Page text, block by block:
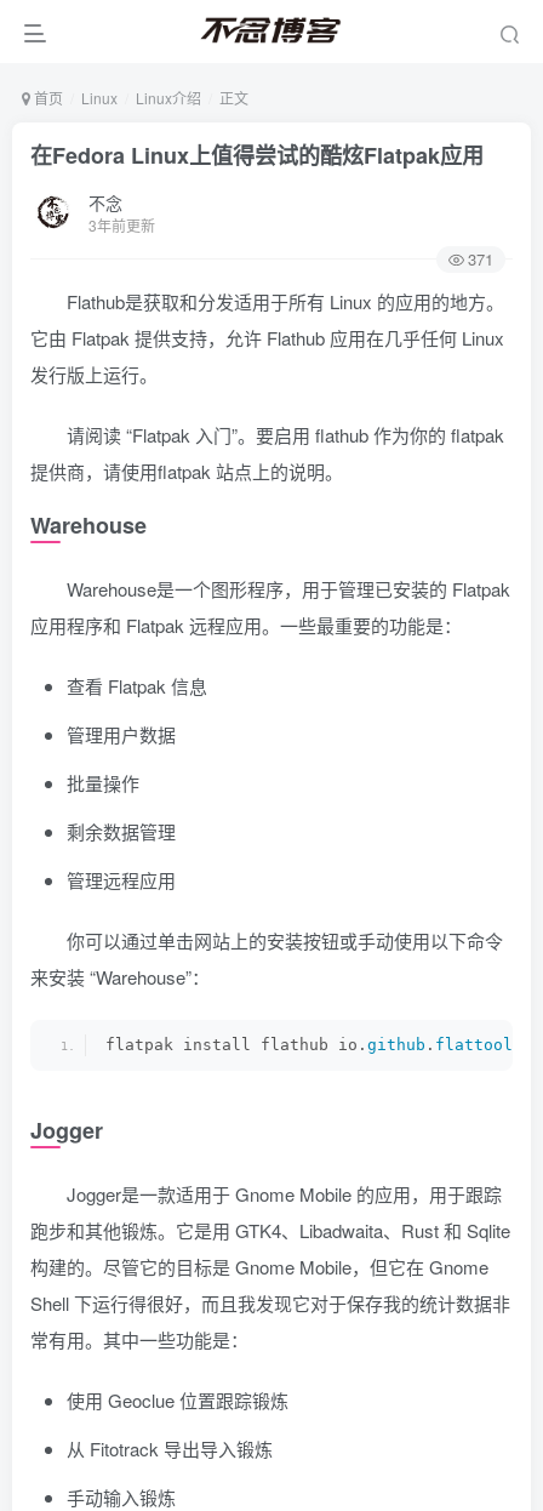
首页 Linux Linux介绍 正文
在Fedora Linux上值得尝试的酷炫Flatpak应用
不念
3年前更新
371
Flathub是获取和分发适用于所有 Linux 的应用的地方。
它由 Flatpak 提供支持，允许 Flathub 应用在几乎任何 Linux
发行版上运行。
请阅读 “Flatpak 入门”。要启用 flathub 作为你的 flatpak
提供商，请使用flatpak 站点上的说明。
Warehouse
Warehouse是一个图形程序，用于管理已安装的 Flatpak
应用程序和 Flatpak 远程应用。一些最重要的功能是：
查看 Flatpak 信息
管理用户数据
批量操作
剩余数据管理
管理远程应用
你可以通过单击网站上的安装按钮或手动使用以下命令
来安装 “Warehouse”：
flatpak install flathub io. github . flattool
Jogger
Jogger是一款适用于 Gnome Mobile 的应用，用于跟踪
跑步和其他锻炼。它是用 GTK4、Libadwaita、Rust 和 Sqlite
构建的。尽管它的目标是 Gnome Mobile，但它在 Gnome
Shell 下运行得很好，而且我发现它对于保存我的统计数据非
常有用。其中一些功能是：
使用 Geoclue 位置跟踪锻炼
从 Fitotrack 导出导入锻炼
手动输入锻炼